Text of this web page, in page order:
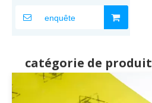
enquête
catégorie de produit